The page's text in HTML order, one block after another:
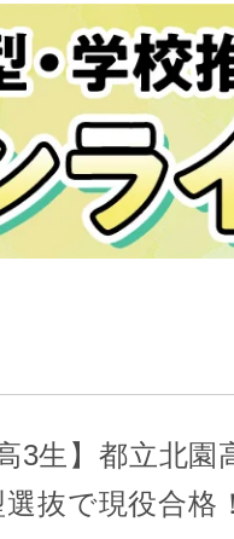
3生】都立北
抜で現役合格！